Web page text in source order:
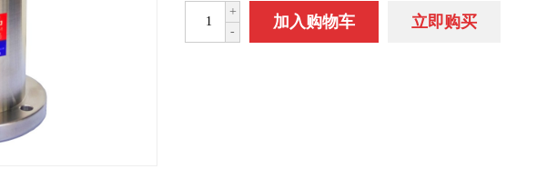
-
+
加入购物车 立即购买